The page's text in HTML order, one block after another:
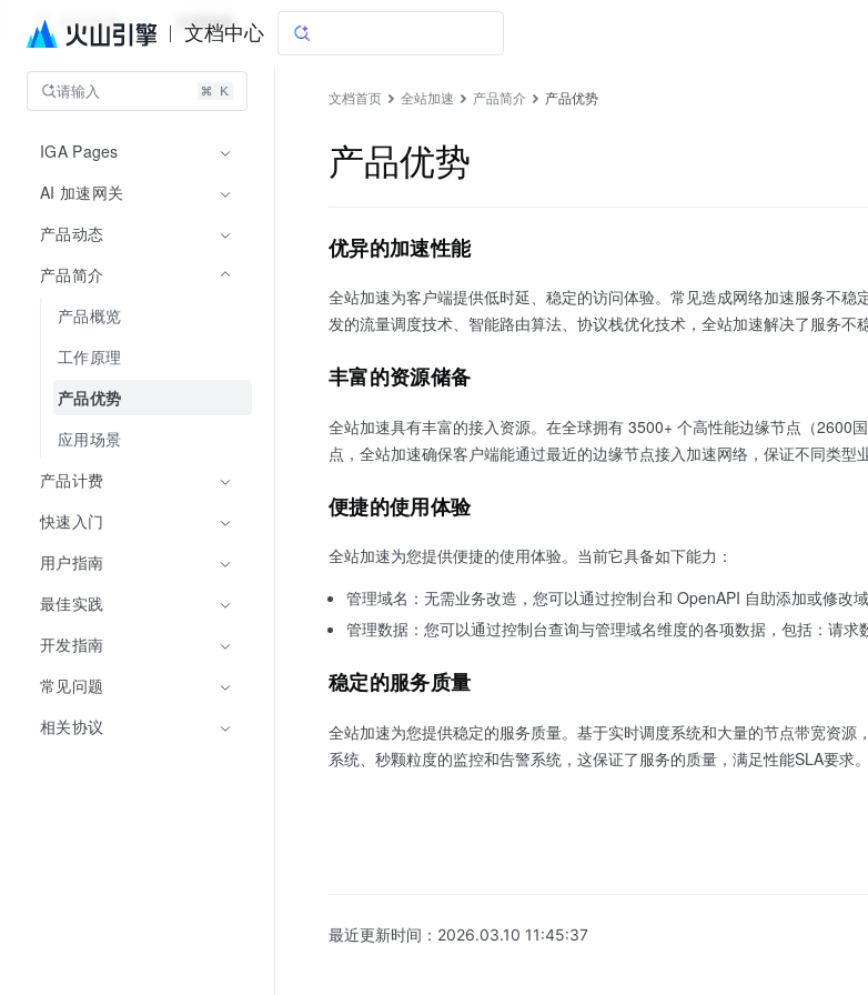
文档中心
全站加速 文档指南
请输入
IGA Pages
AI 加速网关
产品动态
产品简介
产品概览
工作原理
产品优势
应用场景
产品计费
快速入门
用户指南
最佳实践
开发指南
常见问题
相关协议
文档首页 全站加速 产品简介 产品优势
产品优势
优异的加速性能
全站加速为客户端提供低时延、稳定的访问体验。常见造成网络加速服务不
发的流量调度技术、智能路由算法、协议栈优化技术，全站加速解决了服务不
丰富的资源储备
全站加速具有丰富的接入资源。在全球拥有 3500+ 个高性能边缘节点（
点，全站加速确保客户端能通过最近的边缘节点接入加速网络，保证不同类型
便捷的使用体验
全站加速为您提供便捷的使用体验。当前它具备如下能力：
管理域名：无需业务改造，您可以通过控制台和 OpenAPI 自助添加或修改域
管理数据：您可以通过控制台查询与管理域名维度的各项数据，包括：请求
稳定的服务质量
全站加速为您提供稳定的服务质量。基于实时调度系统和大量的节点带宽资
系统、秒颗粒度的监控和告警系统，这保证了服务的质量，满足性能SLA要求。
最近更新时间： 2026.03.10 11:45:37